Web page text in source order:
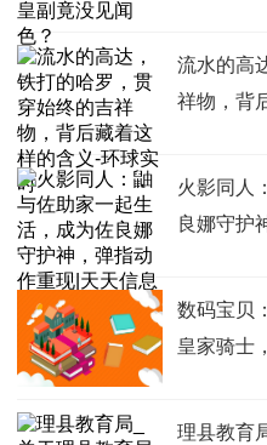
流水的高
祥物，背
火影同人
良娜守护
数码宝贝
皇家骑士
理县教育